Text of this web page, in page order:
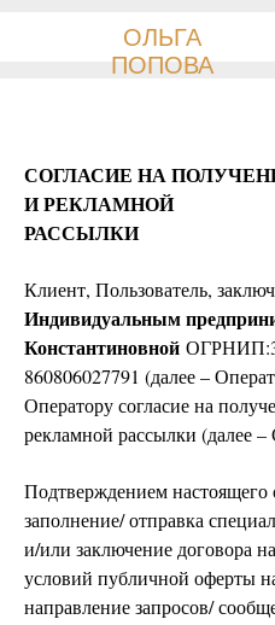
ОЛЬГА
ПОПОВА
СОГЛАСИЕ НА
И РЕКЛАМНОЙ
РАССЫЛКИ
Клиент, Пользователь,
Индивидуальным
Константиновной
860806027791 (далее –
Оператору согласие на
рекламной рассылки (далее –
Подтверждением настоящего
заполнение/ отправка
и/или заключение договора
условий публичной оферты
направление запросов/